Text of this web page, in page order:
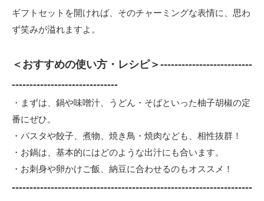
ギフトセットを開ければ、そのチャーミングな表情に、思わ
ず笑みが溢れますよ。
＜おすすめの使い方・レシピ＞--------------------------
------------------------------
・まずは、鍋や味噌汁、うどん・そばといった柚子胡椒の定
番にぜひ。
・パスタや餃子、煮物、焼き鳥・焼肉なども、相性抜群！
・お鍋は、基本的にはどのような出汁にも合います。
・お刺身や卵かけご飯、納豆に合わせるのもオススメ！
--------------------------------------------------------------------